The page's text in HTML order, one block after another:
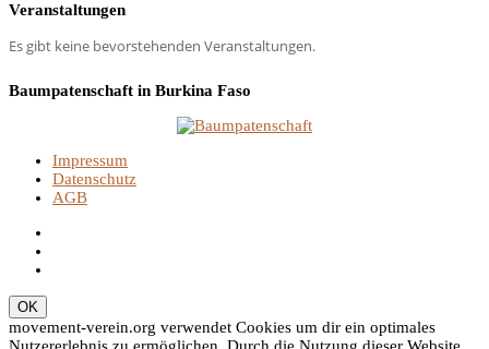
Veranstaltungen
Es gibt keine bevorstehenden Veranstaltungen.
Baumpatenschaft in Burkina Faso
Impressum
Datenschutz
AGB
movement-verein.org verwendet Cookies um dir ein optimales